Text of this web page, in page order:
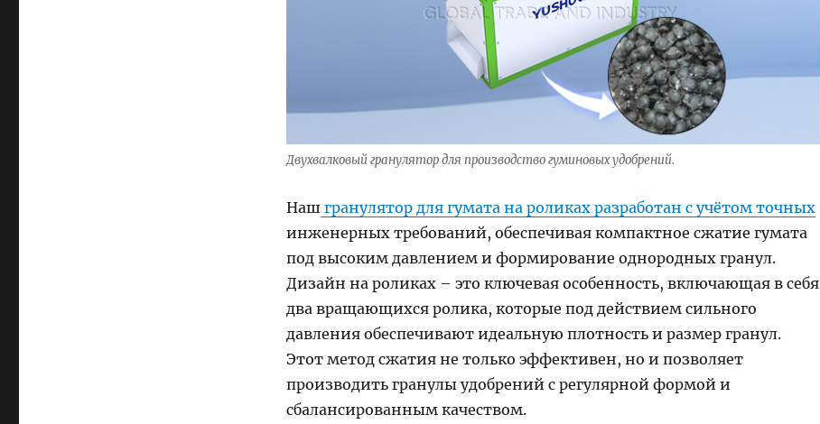
Двухвалковый гранулятор для производство гуминовых удобрений.
Нашгранулятор для гумата на роликах разработан с учётом точных
инженерных требований, обеспечивая компактное сжатие гумата
под высоким давлением и формирование однородных гранул.
Дизайн на роликах – это ключевая особенность, включающая в себя
два вращающихся ролика, которые под действием сильного
давления обеспечивают идеальную плотность и размер гранул.
Этот метод сжатия не только эффективен, но и позволяет
производить гранулы удобрений с регулярной формой и
сбалансированным качеством.